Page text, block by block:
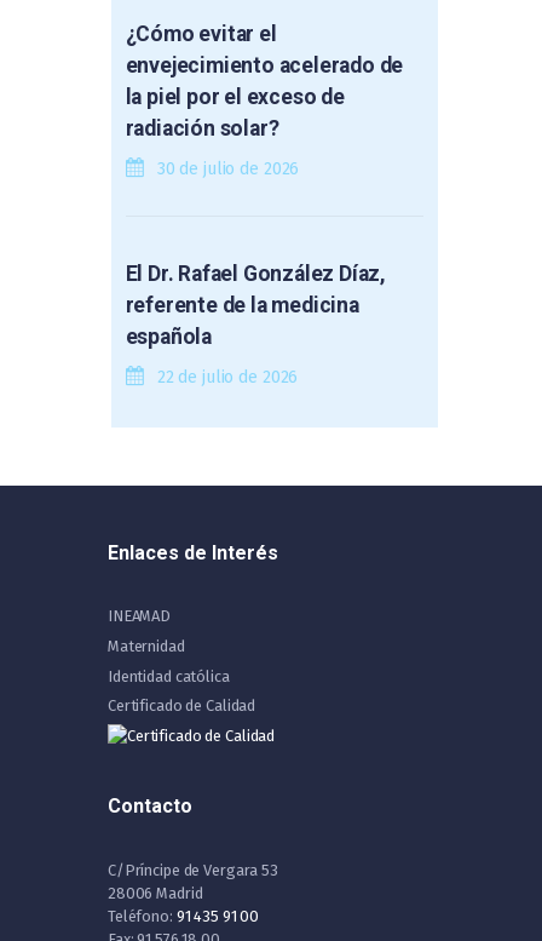
¿Cómo evitar el
envejecimiento acelerado de
la piel por el exceso de
radiación solar?
30 de julio de 2026
El Dr. Rafael González Díaz,
referente de la medicina
española
22 de julio de 2026
Enlaces de Interés
INEAMAD
Maternidad
Identidad católica
Certificado de Calidad
Contacto
C/Príncipe de Vergara 53
28006 Madrid
Teléfono: 91 435 91 00